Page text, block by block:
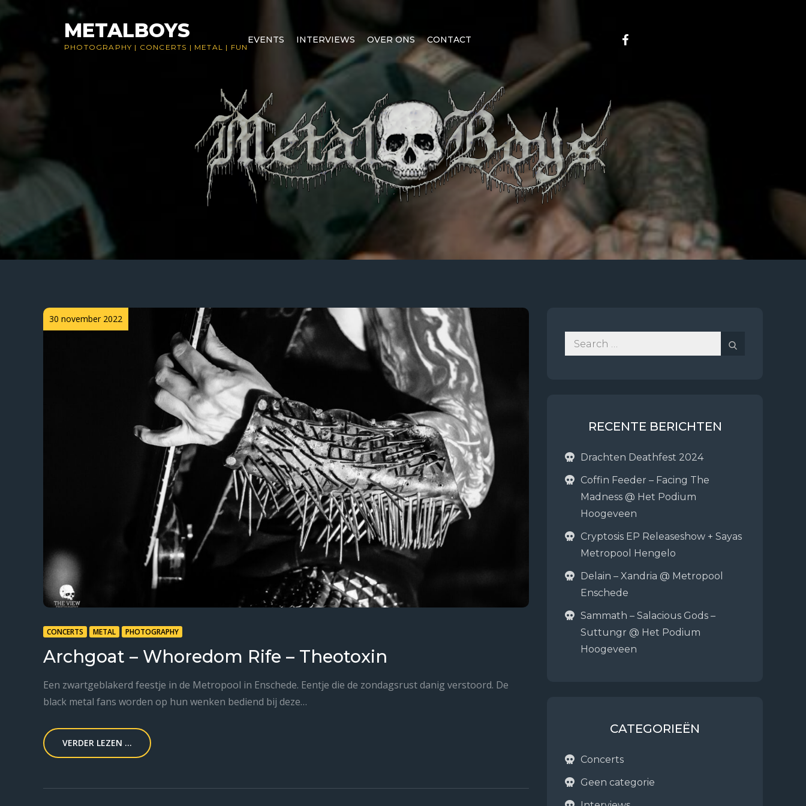
Skip
METALBOYS
PHOTOGRAPHY | CONCERTS | METAL | FUN
EVENTS INTERVIEWS OVER ONS CONTACT
Metalboys
Posted
on
30 november 2022
CONCERTS METAL PHOTOGRAPHY
Archgoat – Whoredom Rife – Theotoxin
Een zwartgeblakerd feestje in de Metropool in Enschede. Eentje die de zondagsrust danig verstoord. De
black metal fans worden op hun wenken bediend bij deze…
VERDER LEZEN ...
Search
for:
RECENTE BERICHTEN
Drachten Deathfest 2024
Coffin Feeder – Facing The
Madness @ Het Podium
Hoogeveen
Cryptosis EP Releaseshow + Sayas
Metropool Hengelo
Delain – Xandria @ Metropool
Enschede
Sammath – Salacious Gods –
Suttungr @ Het Podium
Hoogeveen
CATEGORIEËN
Concerts
Geen categorie